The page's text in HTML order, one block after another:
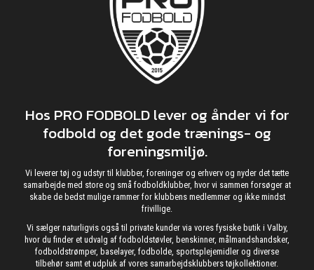
Hos PRO FODBOLD lever og ånder vi for
fodbold og det gode trænings- og
foreningsmiljø.
Vi leverer tøj og udstyr til klubber, foreninger og erhverv og nyder det tætte
samarbejde med store og små fodboldklubber, hvor vi sammen forsøger at
skabe de bedst mulige rammer for klubbens medlemmer og ikke mindst
frivillige.
Vi sælger naturligvis også til private kunder via vores fysiske butik i Valby,
hvor du finder et udvalg af fodboldstøvler, benskinner, målmandshandsker,
fodboldstrømper, baselayer, fodbolde, sportsplejemidler og diverse
tilbehør samt et udpluk af vores samarbejdsklubbers tøjkollektioner.